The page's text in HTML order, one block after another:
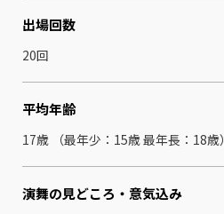
出場回数
20回
平均年齢
17歳 （最年少：15歳 最年⻑：18歳）
演舞の見どころ・ 意気込み